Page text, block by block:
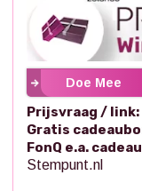
Doe Mee
Prijsvraag / link:
Gratis
FonQ e.a.
Stempunt.nl